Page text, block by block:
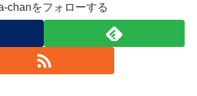
chanをフォローする